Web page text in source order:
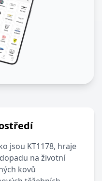
jsou KT1178, hraje
na životní
kovů